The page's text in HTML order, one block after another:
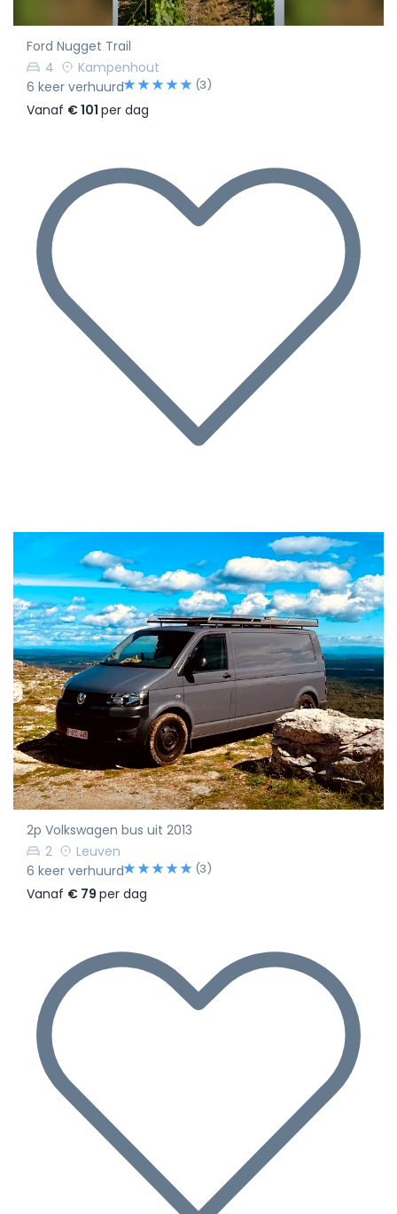
Ford Nugget Trail
4
Kampenhout
6 keer verhuurd
(3)
Vanaf € 101 per dag
2p Volkswagen bus uit 2013
2
Leuven
6 keer verhuurd
(3)
Vanaf € 79 per dag